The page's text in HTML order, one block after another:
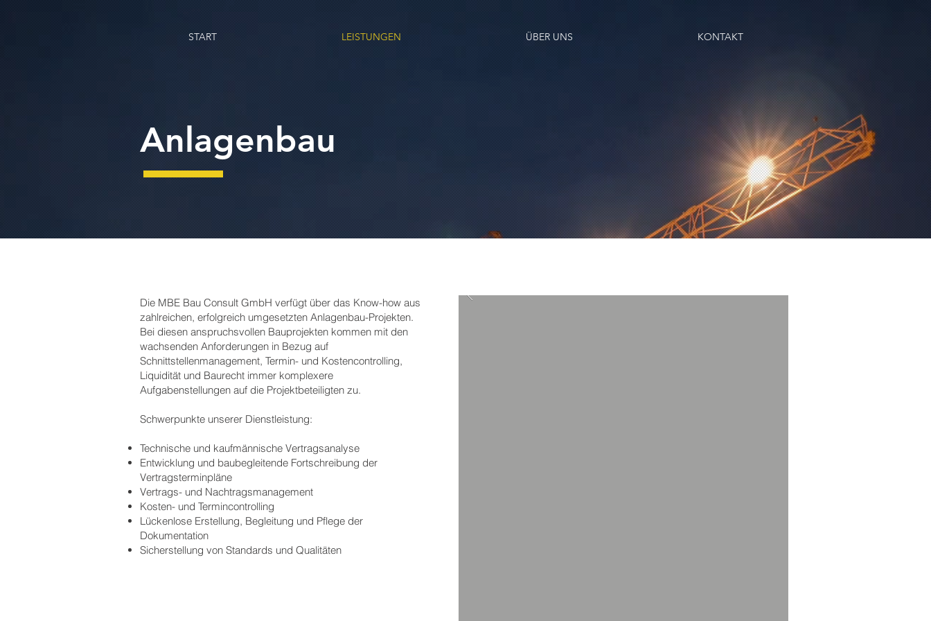
Anlagenbau
Die MBE Bau Consult GmbH verfügt über das Know-how aus
zahlreichen, erfolgreich umgesetzten Anlagenbau-Projekten.
Bei diesen anspruchsvollen Bauprojekten kommen mit den
wachsenden Anforderungen in Bezug auf
Schnittstellenmanagement, Termin- und Kostencontrolling,
Liquidität und Baurecht immer komplexere
Aufgabenstellungen auf die Projektbeteiligten zu.
Schwerpunkte unserer Dienstleistung:
Technische und kaufmännische Vertragsanalyse
Entwicklung und baubegleitende Fortschreibung der
Vertragsterminpläne
Vertrags- und Nachtragsmanagement
Kosten- und Termincontrolling
Lückenlose Erstellung, Begleitung und Pflege der
Dokumentation
Sicherstellung von Standards und Qualitäten
START LEISTUNGEN ÜBER UNS KONTAKT